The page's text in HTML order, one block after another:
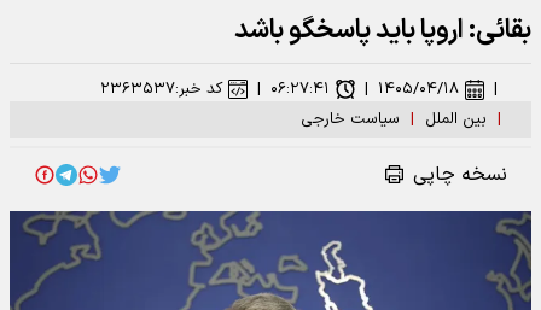
بقائی: اروپا باید پاسخگو باشد
| بین الملل | سیاست خارجی
| ۱۴۰۵/۰۴/۱۸ | ۰۶:۲۷:۴۱ | کد خبر:۲۳۶۳۵۳۷
نسخه چاپی